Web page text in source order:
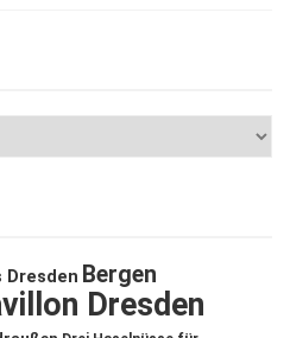
Dresden Bergen
Dresden